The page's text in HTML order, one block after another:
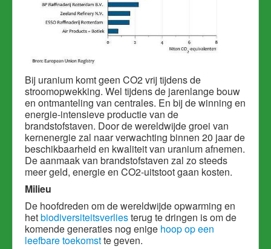
Bij uranium komt geen CO2 vrij tijdens de
stroomopwekking. Wel tijdens de jarenlange bouw
en ontmanteling van centrales. En bij de winning en
energie-intensieve productie van de
brandstofstaven. Door de wereldwijde groei van
kernenergie zal naar verwachting binnen 20 jaar de
beschikbaarheid en kwaliteit van uranium afnemen.
De aanmaak van brandstofstaven zal zo steeds
meer geld, energie en CO2-uitstoot gaan kosten.
Milieu
De hoofdreden om de wereldwijde opwarming en
hetbiodiversiteitsverliesterug te dringen is om de
komende generaties nog enige hoop op een
leefbare toekomstte geven.